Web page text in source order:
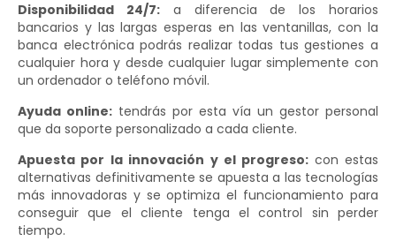
Disponibilidad 24/7:a diferencia de los horarios
bancarios y las largas esperas en las ventanillas, con la
banca electrónica podrás realizar todas tus gestiones a
cualquier hora y desde cualquier lugar simplemente con
un ordenador o teléfono móvil.
Ayuda online: tendrás por esta vía un gestor personal
que da soporte personalizado a cada cliente.
Apuesta por la innovación y el progreso: con estas
alternativas definitivamente se apuesta a las tecnologías
más innovadoras y se optimiza el funcionamiento para
conseguir que el cliente tenga el control sin perder
tiempo.